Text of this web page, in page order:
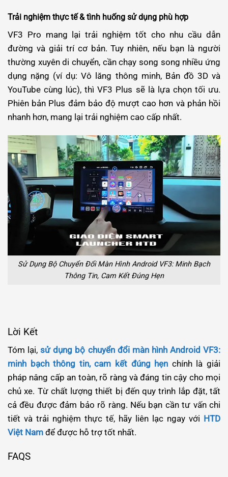
Trải nghiệm thực tế & tình huống sử dụng phù hợp
VF3 Pro mang lại trải nghiệm tốt cho nhu cầu dẫn
đường và giải trí cơ bản. Tuy nhiên, nếu bạn là người
thường xuyên di chuyển, cần chạy song song nhiều ứng
dụng nặng (ví dụ: Vô lăng thông minh, Bản đồ 3D và
YouTube cùng lúc), thì VF3 Plus sẽ là lựa chọn tối ưu.
Phiên bản Plus đảm bảo độ mượt cao hơn và phản hồi
nhanh hơn, mang lại trải nghiệm cao cấp nhất.
Sử Dụng Bộ Chuyển Đổi Màn Hình Android VF3: Minh Bạch
Thông Tin, Cam Kết Đúng Hẹn
Lời Kết
Tóm lại,sử dụng bộ chuyển đổi màn hình Android VF3:
minh bạch thông tin, cam kết đúng hẹn chính là giải
pháp nâng cấp an toàn, rõ ràng và đáng tin cậy cho mọi
chủ xe. Từ chất lượng thiết bị đến quy trình lắp đặt, tất
cả đều được đảm bảo rõ ràng. Nếu bạn cần tư vấn chi
tiết và trải nghiệm thực tế, hãy liên lạc ngay với HTD
Việt Nam để được hỗ trợ tốt nhất.
FAQS